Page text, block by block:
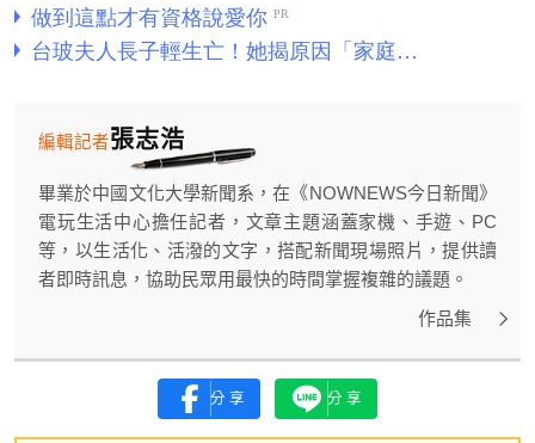
張志浩
編輯記者
畢業於中國文化大學新聞系，在《NOWNEWS今日新聞》
電玩生活中心擔任記者，文章主題涵蓋家機、手遊、PC
等，以生活化、活潑的文字，搭配新聞現場照片，提供讀
者即時訊息，協助民眾用最快的時間掌握複雜的議題。
作品集
分享 分享